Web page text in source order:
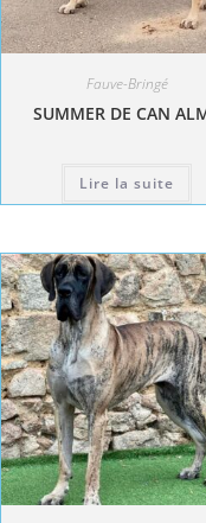
Fauve-Bringé
SUMMER DE CAN
Lire la suite